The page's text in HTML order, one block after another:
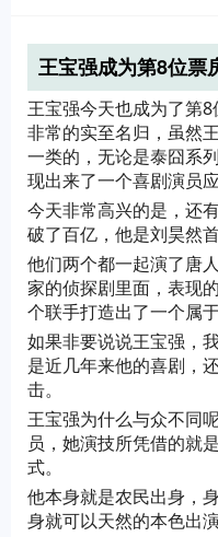
王宝强成为第8位票
有钱吗？
王宝强今天也成为了第
非常的实至名归，虽然
一类的，无论是泰囧系
现出来了一个喜剧演员
今天非常高兴的是，还
破了百亿，他是刘昊然
他们两个都一起演了唐
家的侦探剧里面，表现
个联手打造出了一个属
如果非要说说王宝强，
是近几年来他的喜剧，
击。
王宝强为什么与众不同
员，她演技所凭借的就
式。
他本身就是农民出身，
身就可以天然的本色出